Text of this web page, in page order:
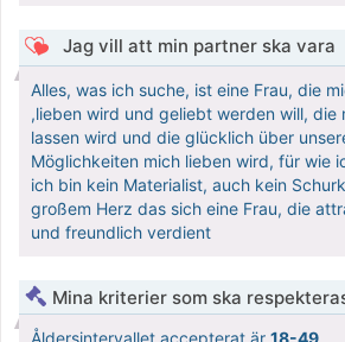
Jag vill att min partner ska vara
Alles, was ich suche, ist eine Frau, die
,lieben wird und geliebt werden will, die
lassen wird und die glücklich über
Möglichkeiten mich lieben wird, für wie
ich bin kein Materialist, auch kein
großem Herz das sich eine Frau, die
und freundlich verdient
Mina kriterier som ska